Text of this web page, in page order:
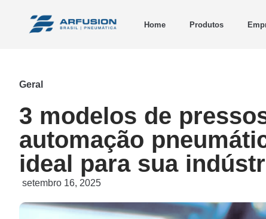
Home Produtos
Geral
3 modelos de
automação
ideal para sua
setembro 16, 2025